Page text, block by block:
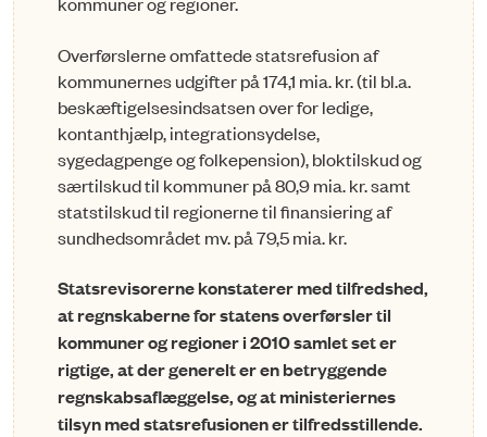
Overførslerne omfattede statsrefusion af
kommunernes udgifter på 174,1 mia. kr. (til bl.a.
beskæftigelsesindsatsen over for ledige,
kontanthjælp, integrationsydelse,
sygedagpenge og folkepension), bloktilskud og
særtilskud til kommuner på 80,9 mia. kr. samt
statstilskud til regionerne til finansiering af
sundhedsområdet mv. på 79,5 mia. kr.
Statsrevisorerne konstaterer med tilfredshed,
at regnskaberne for statens overførsler til
kommuner og regioner i 2010 samlet set er
rigtige, at der generelt er en betryggende
regnskabsaflæggelse, og at ministeriernes
tilsyn med statsrefusionen er tilfredsstillende.